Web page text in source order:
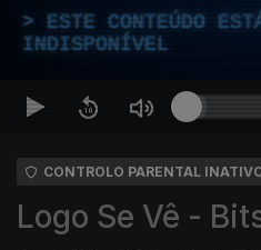
ESTE CONTEÚDO
INDISPONÍVEL
CONTROLO PARENTAL
Logo Se Vê -